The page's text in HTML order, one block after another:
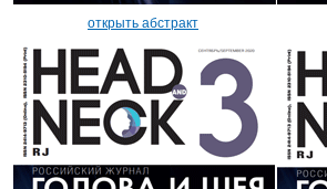
открыть абстракт